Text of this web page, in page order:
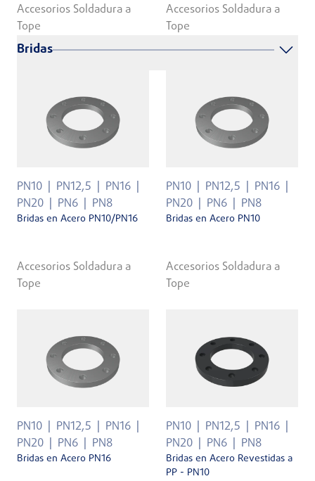
Accesorios Soldadura a
Tope
Accesorios Soldadura a
Tope
Bridas
PN10 PN12,5
PN16
PN20
PN6 PN8
Bridas en Acero PN10/PN16
Accesorios Soldadura a
Tope
PN10 PN12,5
PN16
PN20
PN6 PN8
Bridas en Acero PN10
Accesorios Soldadura a
Tope
PN10 PN12,5
PN16
PN20
PN6 PN8
Bridas en Acero PN16
PN10 PN12,5
PN16
PN20
PN6 PN8
Bridas en Acero Revestidas a
PP - PN10